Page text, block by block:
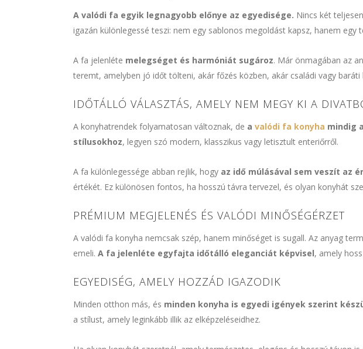
A valódi fa egyik legnagyobb előnye az egyedisége. Nincs két
igazán különlegessé teszi: nem egy sablonos megoldást kapsz, hanem
A fa jelenléte melegséget és harmóniát sugároz. Már önmagában az
teremt, amelyben jó időt tölteni, akár főzés közben, akár családi vagy baráti
IDŐTÁLLÓ VÁLASZTÁS, AMELY NEM MEGY KI A
A konyhatrendek folyamatosan változnak, de a valódi fa konyha mindig
stílusokhoz, legyen szó modern, klasszikus vagy letisztult enteriőrről.
A fa különlegessége abban rejlik, hogy az idő múlásával sem veszít az
értékét. Ez különösen fontos, ha hosszú távra tervezel, és olyan konyhát
PRÉMIUM MEGJELENÉS ÉS VALÓDI MINŐSÉGÉRZET
A valódi fa konyha nemcsak szép, hanem minőséget is sugall. Az anyag
emeli. A fa jelenléte egyfajta időtálló eleganciát képvisel, amely
EGYEDISÉG, AMELY HOZZÁD IGAZODIK
Minden otthon más, és minden konyha is egyedi igények szerint
a stílust, amely leginkább illik az elképzeléseidhez.